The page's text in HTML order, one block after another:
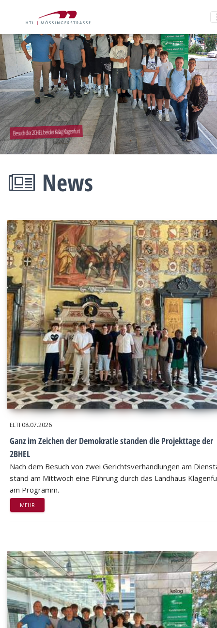
Besuch der 2CHEL bei der Kelag Klagenfurt
News
ELTI 08.07.2026
Ganz im Zeichen der Demokratie standen die Projekttage der
2BHEL
Nach dem Besuch von zwei Gerichtsverhandlungen am
stand am Mittwoch eine Führung durch das Landhaus
am Programm.
MEHR